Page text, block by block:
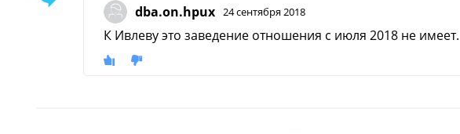
dba.on.hpux 24 сентября 2018
К Ивлеву это заведение отношения с июля 2018 не имеет.